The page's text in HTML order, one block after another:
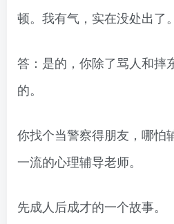
顿。我有气，实在没处出了。
答：是的，你除了骂人和摔
的。
你找个当警察得朋友，哪怕
一流的心理辅导老师。
先成人后成才的一个故事。